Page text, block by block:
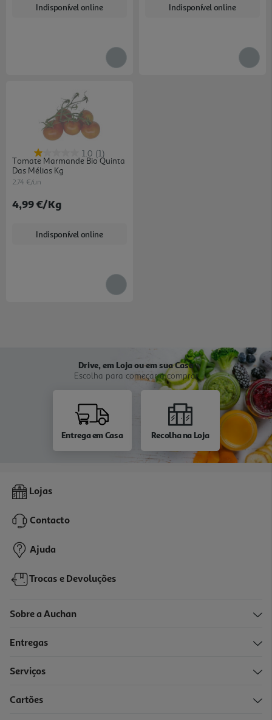
Indisponível online Indisponível online
1.0 (1)
Tomate Marmande Bio Quinta
Das Mélias Kg
2.74 €/un
4,99 €/Kg
Indisponível online
Drive, em Loja ou em sua Casa
Escolha para começar a comprar
Entrega em Casa Recolha na Loja
Lojas
Contacto
Ajuda
Trocas e Devoluções
Sobre a Auchan
Entregas
Serviços
Cartões